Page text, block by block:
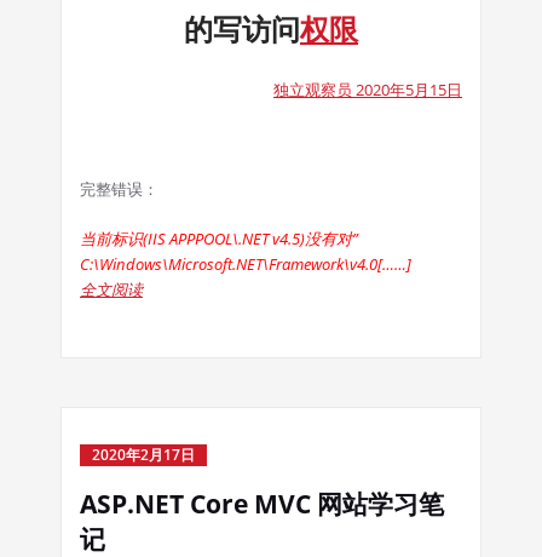
的写访问权限
独立观察员 2020年5月15日
完整错误：
当前标识(IIS APPPOOL\.NET v4.5)没有对”
C:\Windows\Microsoft.NET\Framework\v4.0[……]
全文阅读
2020年2月17日
ASP.NET Core MVC 网站学习笔
记